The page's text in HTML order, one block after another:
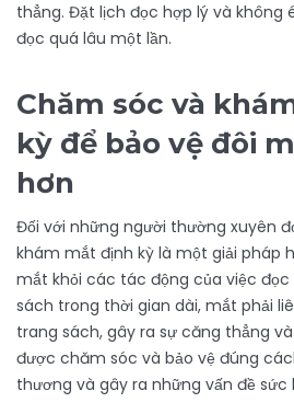
thẳng. Đặt lịch đọc hợp lý và không
đọc quá lâu một lần.
Chăm sóc và
kỳ để bảo vệ đôi
hơn
Đối với những người thường xuyên
khám mắt định kỳ là một giải pháp
mắt khỏi các tác động của việc đọc
sách trong thời gian dài, mắt phải
trang sách, gây ra sự căng thẳng
được chăm sóc và bảo vệ đúng
thương và gây ra những vấn đề sức